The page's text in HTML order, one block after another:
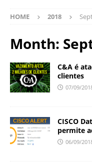
HOME 2018
Month:
C&A é
clientes
07/09/
CISCO
permite
06/09/